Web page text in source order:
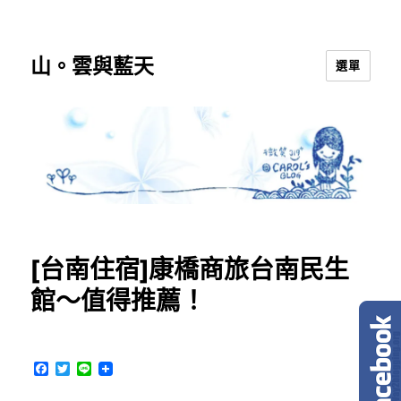
山。雲與藍天 選單
[台南住宿]康橋商旅台南民生
館～值得推薦！
F
T
L